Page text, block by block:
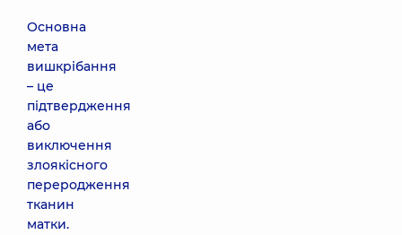
Основна
мета
вишкрібання
– це
підтвердження
або
виключення
злоякісного
переродження
тканин
матки.